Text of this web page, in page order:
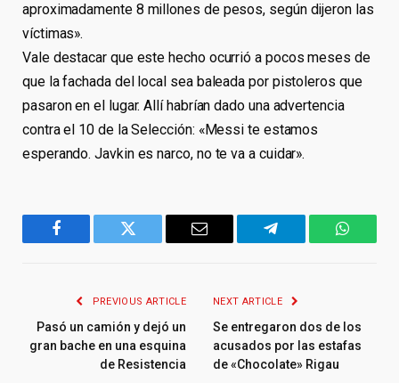
aproximadamente 8 millones de pesos, según dijeron las
víctimas».
Vale destacar que este hecho ocurrió a pocos meses de
que la fachada del local sea baleada por pistoleros que
pasaron en el lugar. Allí habrían dado una advertencia
contra el 10 de la Selección: «Messi te estamos
esperando. Javkin es narco, no te va a cuidar».
Facebook Twitter Email Telegram
PREVIOUS ARTICLE
Pasó un camión y dejó un
gran bache en una esquina
de Resistencia
NEXT ARTICLE
Se entregaron dos de los
acusados por las estafas
de «Chocolate» Rigau